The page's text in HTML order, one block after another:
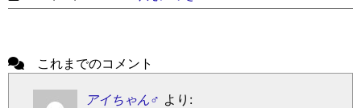
これまでのコメント
アイちゃん♂ より: